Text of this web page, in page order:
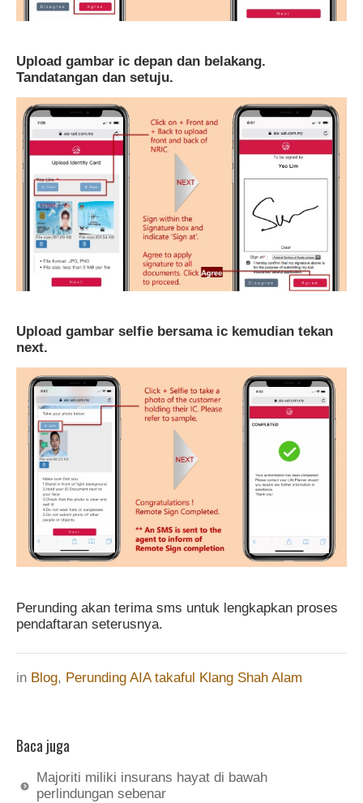
Upload gambar ic depan dan belakang.
Tandatangan dan setuju.
Upload gambar selfie bersama ic kemudian tekan
next.
Perunding akan terima sms untuk lengkapkan proses
pendaftaran seterusnya.
in Blog, Perunding AIA takaful Klang Shah Alam
Baca juga
Majoriti miliki insurans hayat di bawah
perlindungan sebenar